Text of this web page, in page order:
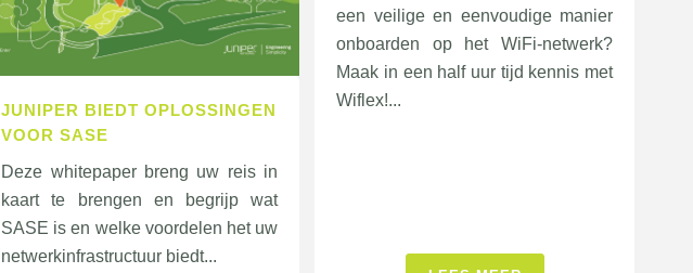
JUNIPER BIEDT OPLOSSINGEN
VOOR SASE
Deze whitepaper breng uw reis in
kaart te brengen en begrijp wat
SASE is en welke voordelen het uw
netwerkinfrastructuur biedt...
een veilige en eenvoudige manier
onboarden op het WiFi-netwerk?
Maak in een half uur tijd kennis met
Wiflex!...